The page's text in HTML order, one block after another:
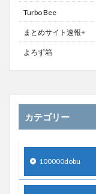
Turbo Bee
まとめサイト速報+
よろず箱
カテゴリー
100000dobu